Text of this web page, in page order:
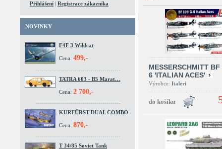
Přihlášení | Registrace zákazníka
NOVINKY
F4F 3 Wildcat
Cena: 499,-
TATRA 603 - B5 Marat…
Cena: 2 700,-
KURFÜRST DUAL COMBO
Cena: 870,-
T 34/85 Soviet Tank
MESSERSCHMITT
6 'ITALIAN ACES'
Výrobce: Italeri